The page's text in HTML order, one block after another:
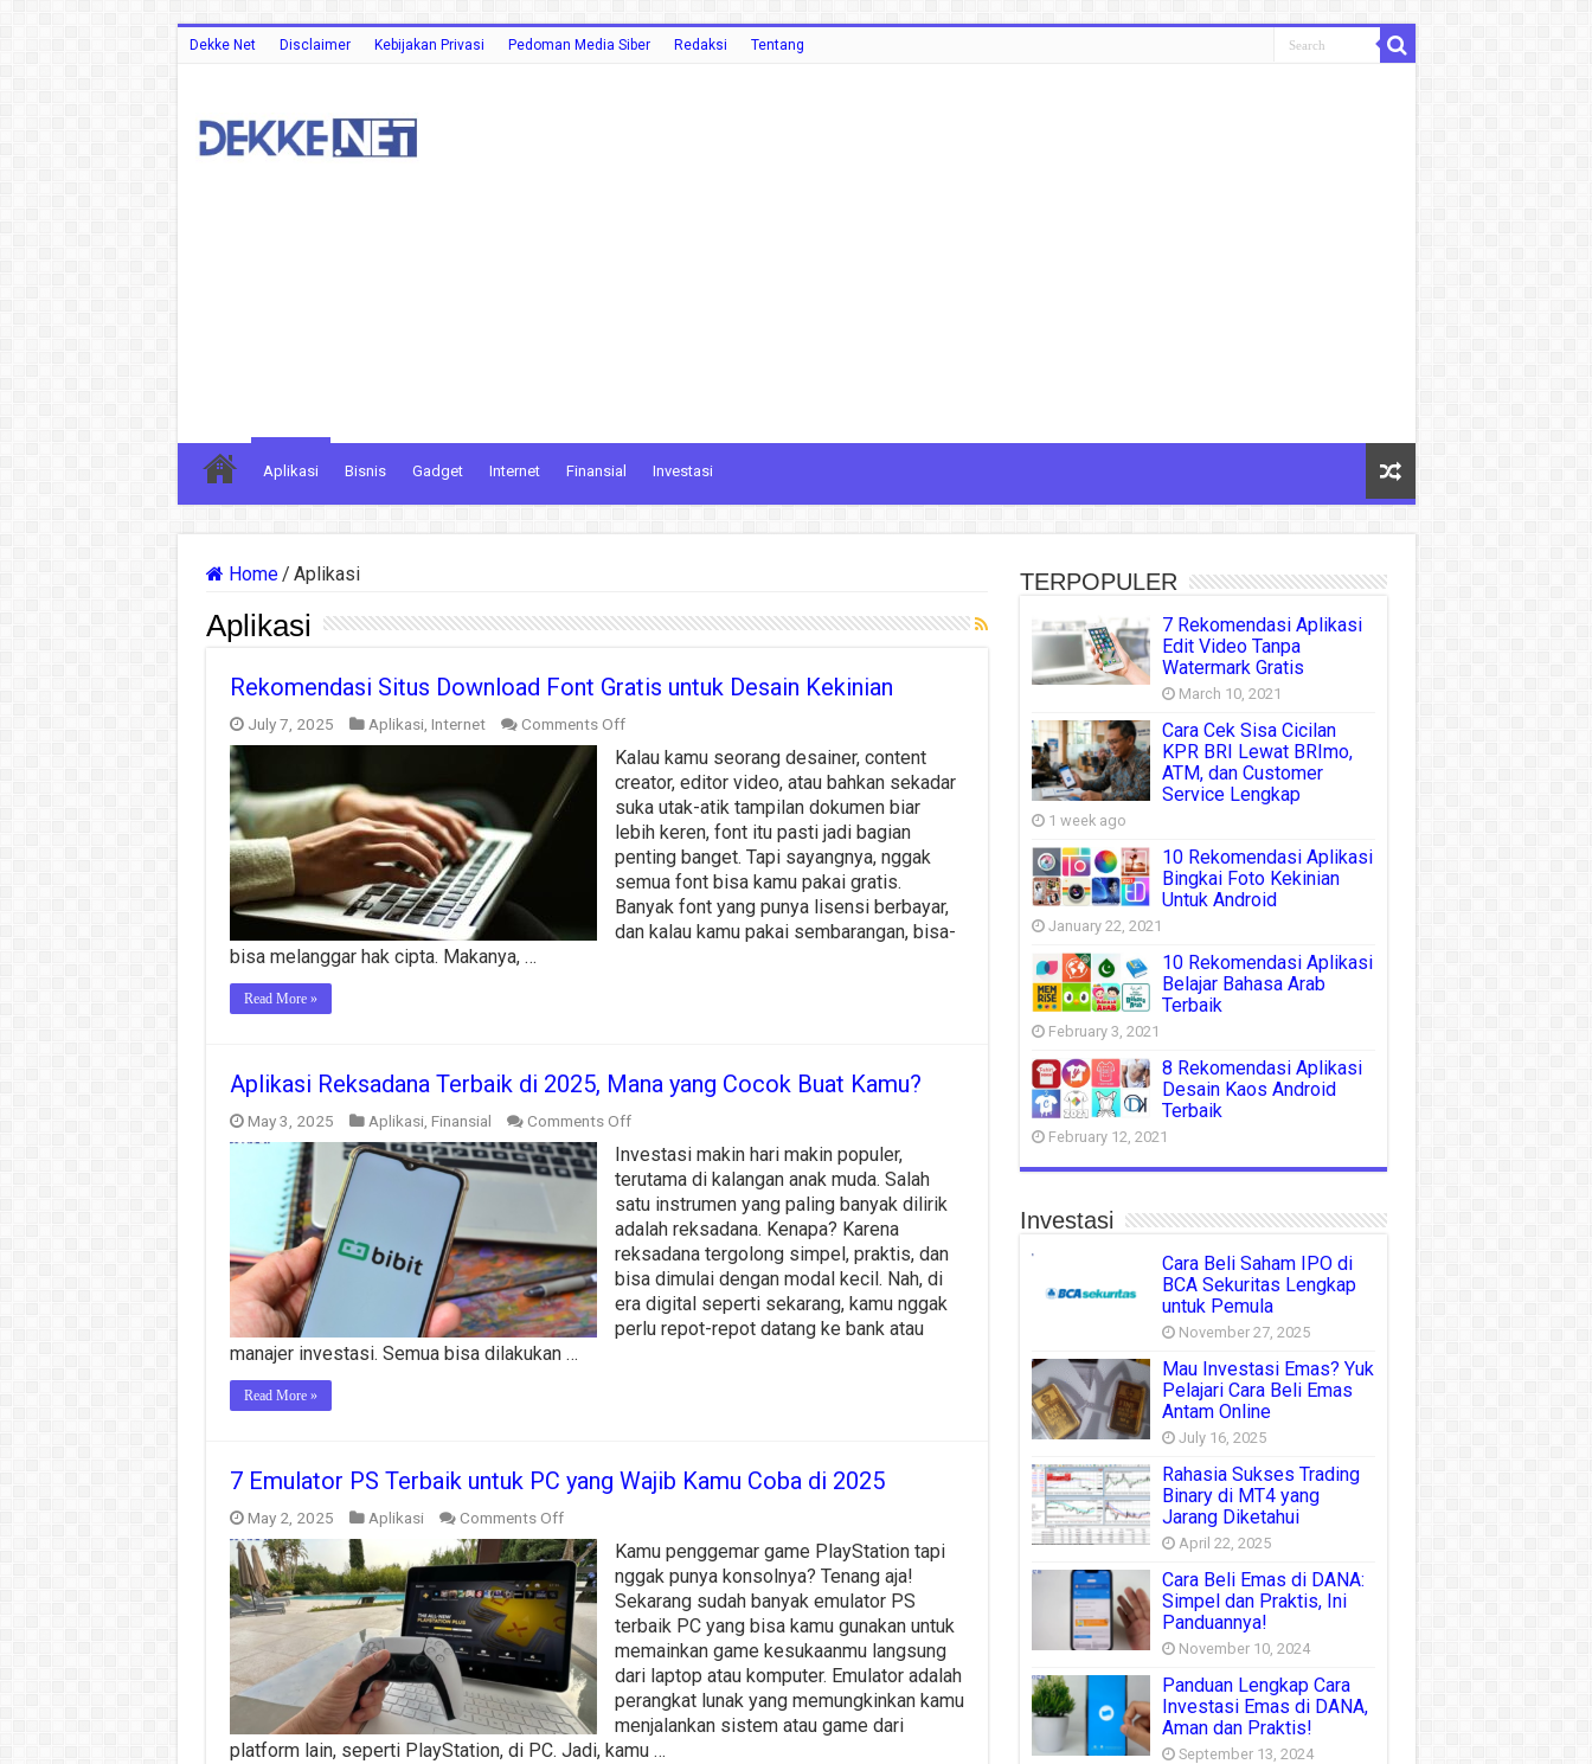
Dekke Net Disclaimer Kebijakan Privasi Pedoman Media Siber Redaksi Tentang
Aplikasi Bisnis Gadget Internet Finansial Investasi
Home/ Aplikasi
Aplikasi
Rekomendasi Situs Download Font Gratis untuk Desain Kekinian
July 7, 2025 Aplikasi, Internet Comments Offon
Situs
Download
Font
Gratis
untuk
Desain
Kekinian
Kalau kamu seorang desainer, content
creator, editor video, atau bahkan sekadar
suka utak-atik tampilan dokumen biar
lebih keren, font itu pasti jadi bagian
penting banget. Tapi sayangnya, nggak
semua font bisa kamu pakai gratis.
Banyak font yang punya lisensi berbayar,
dan kalau kamu pakai sembarangan, bisa-
bisa melanggar hak cipta. Makanya, …
Read More »
Aplikasi Reksadana Terbaik di 2025, Mana yang Cocok Buat Kamu?
May 3, 2025 Aplikasi, Finansial Comments Offon
Reksadana
Terbaik
di
2025,
Mana
yang
Cocok
Buat
Kamu?
Investasi makin hari makin populer,
terutama di kalangan anak muda. Salah
satu instrumen yang paling banyak dilirik
adalah reksadana. Kenapa? Karena
reksadana tergolong simpel, praktis, dan
bisa dimulai dengan modal kecil. Nah, di
era digital seperti sekarang, kamu nggak
perlu repot-repot datang ke bank atau
manajer investasi. Semua bisa dilakukan …
Read More »
7 Emulator PS Terbaik untuk PC yang Wajib Kamu Coba di 2025
May 2, 2025 Aplikasi Comments Offon
7
Emulator
PS
Terbaik
untuk
PC
yang
Wajib
Kamu
Coba
di
2025
Kamu penggemar game PlayStation tapi
nggak punya konsolnya? Tenang aja!
Sekarang sudah banyak emulator PS
terbaik PC yang bisa kamu gunakan untuk
memainkan game kesukaanmu langsung
dari laptop atau komputer. Emulator adalah
perangkat lunak yang memungkinkan kamu
menjalankan sistem atau game dari
platform lain, seperti PlayStation, di PC. Jadi, kamu …
TERPOPULER
7 Rekomendasi Aplikasi
Edit Video Tanpa
Watermark Gratis
March 10, 2021
Cara Cek Sisa Cicilan
KPR BRI Lewat BRImo,
ATM, dan Customer
Service Lengkap
1 week ago
10 Rekomendasi Aplikasi
Bingkai Foto Kekinian
Untuk Android
January 22, 2021
10 Rekomendasi Aplikasi
Belajar Bahasa Arab
Terbaik
February 3, 2021
8 Rekomendasi Aplikasi
Desain Kaos Android
Terbaik
February 12, 2021
Investasi
Cara Beli Saham IPO di
BCA Sekuritas Lengkap
untuk Pemula
November 27, 2025
Mau Investasi Emas? Yuk
Pelajari Cara Beli Emas
Antam Online
July 16, 2025
Rahasia Sukses Trading
Binary di MT4 yang
Jarang Diketahui
April 22, 2025
Cara Beli Emas di DANA:
Simpel dan Praktis, Ini
Panduannya!
November 10, 2024
Panduan Lengkap Cara
Investasi Emas di DANA,
Aman dan Praktis!
September 13, 2024